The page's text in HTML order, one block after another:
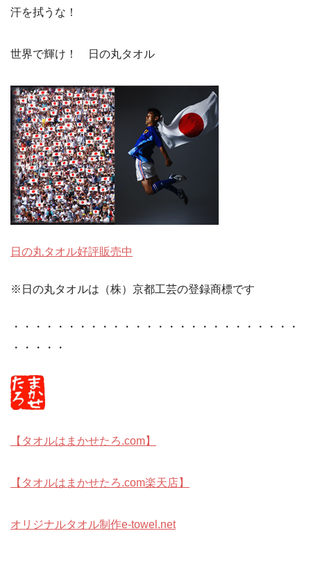
汗を拭うな！
世界で輝け！ 日の丸タオル
日の丸タオル好評販売中
※日の丸タオルは（株）京都工芸の登録商標です
・・・・・・・・・・・・・・・・・・・・・・・・・・
・・・・・
【タオルはまかせたろ.com】
【タオルはまかせたろ.com楽天店】
オリジナルタオル制作e-towel.net